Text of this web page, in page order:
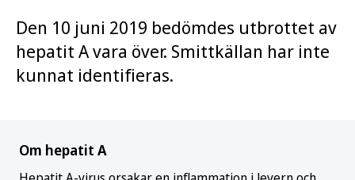
Den 10 juni 2019 bedömdes utbrottet av
hepatit A vara över. Smittkällan har inte
kunnat identifieras.
Om hepatit A